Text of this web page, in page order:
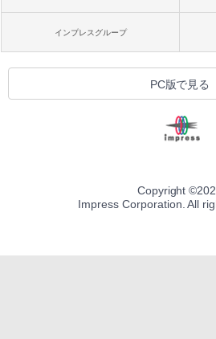
インプレスグループ
PC版で見る
Copyright ©
Impress Corporation. All